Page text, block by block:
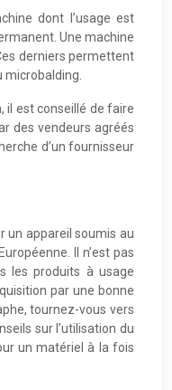
dont l’usage est
Une machine
derniers permettent
il est conseillé de faire
des vendeurs agréés
d’un fournisseur
un appareil soumis au
Il n’est pas
les produits à usage
par une bonne
tournez-vous vers
sur l’utilisation du
un matériel à la fois